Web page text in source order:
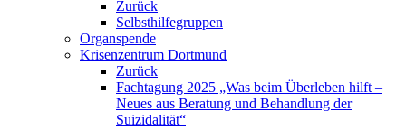
Zurück
Selbsthilfegruppen
Organspende
Krisenzentrum Dortmund
Zurück
Fachtagung 2025 „Was beim Überleben hilft –
Neues aus Beratung und Behandlung der
Suizidalität“